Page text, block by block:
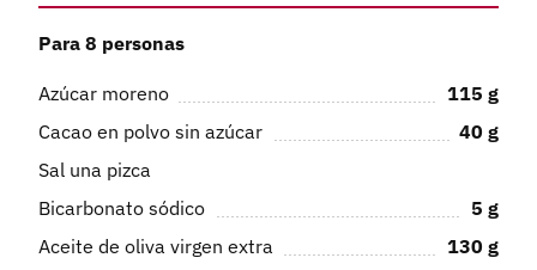
Para 8 personas
Azúcar moreno 115 g
Cacao en polvo sin azúcar
40 g
Sal una pizca
Bicarbonato sódico
5 g
Aceite de oliva virgen extra
130 g